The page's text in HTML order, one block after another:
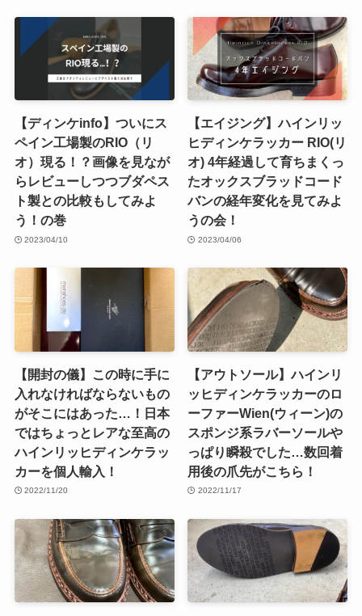
【ディンケinfo】ついにス
ペイン工場製のRIO（リ
オ）現る！？画像を見なが
らレビューしつつブダペス
ト製との比較もしてみよ
う！の巻
2023/04/10
【エイジング】ハインリッ
ヒディンケラッカー RIO(リ
オ) 4年経過して育ちまくっ
たオックスブラッドコード
バンの経年変化を見てみよ
うの会！
2023/04/06
【開封の儀】この時に手に
入れなければならないもの
がそこにはあった…！日本
ではちょっとレアな至高の
ハインリッヒディンケラッ
カーを個人輸入！
2022/11/20
【アウトソール】ハインリ
ッヒディンケラッカーのロ
ーファーWien(ウィーン)の
スポンジ系ラバーソールや
っぱり瞬殺でした…数回着
用後の爪先がこちら！
2022/11/17